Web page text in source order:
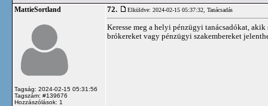
MattieSortland
Tagság: 2024-02-15 05:31:56
Tagszám: #139676
Hozzászólások: 1
72. Elküldve: 2024-02-15 05:37:32, Tanácsadás
Keresse meg a helyi pénzügyi tanácsadókat,
brókereket vagy pénzügyi szakembereket